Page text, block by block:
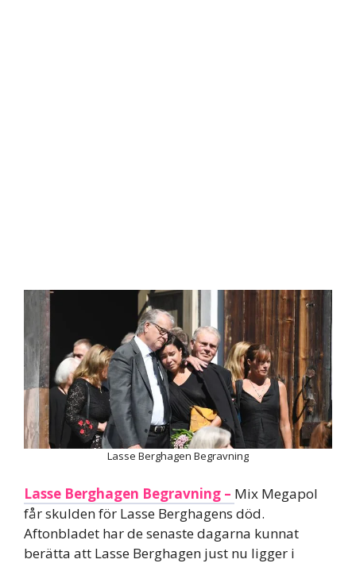
Lasse Berghagen Begravning
Lasse Berghagen Begravning – Mix Megapol
får skulden för Lasse Berghagens död.
Aftonbladet har de senaste dagarna kunnat
berätta att Lasse Berghagen just nu ligger i